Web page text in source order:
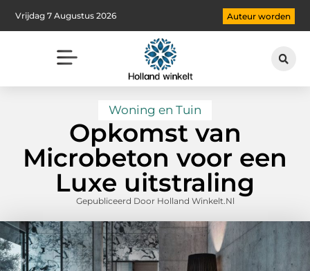
Vrijdag 7 Augustus 2026 Auteur worden
Woning en Tuin
Opkomst van
Microbeton voor een
Luxe uitstraling
Gepubliceerd Door Holland Winkelt.nl